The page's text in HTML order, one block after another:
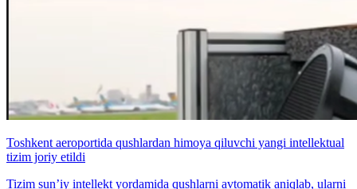
Toshkent aeroportida qushlardan himoya qiluvchi yangi intellektual
tizim joriy etildi
Tizim sun’iy intellekt yordamida qushlarni avtomatik aniqlab, ularni